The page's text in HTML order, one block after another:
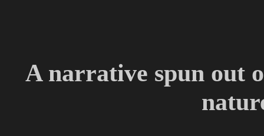
A narrative spun out